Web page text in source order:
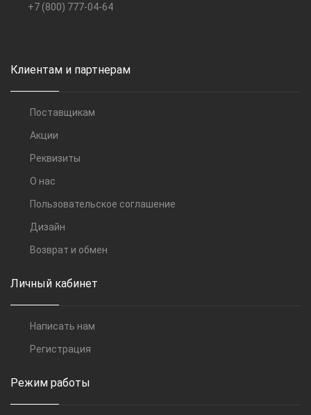
+7 (800) 777-04-64
Клиентам и партнерам
Поставщикам
Акции
Реквизиты
О нас
Пользовательское соглашение
Дизайн
Возврат и обмен
Личный кабинет
Написать нам
Регистрация
Режим работы